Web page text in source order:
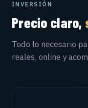
INVERSIÓN
Precio claro,
Todo lo necesario
reales, online y